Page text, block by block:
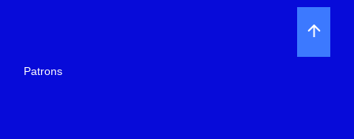
Patrons